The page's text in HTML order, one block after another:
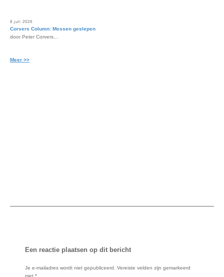
8 juli 2026
Corvers Column: Messen geslepen
door Peter Corvers...
Meer >>
Een reactie plaatsen op dit bericht
Je e-mailadres wordt niet gepubliceerd.
Vereiste velden zijn gemarkeerd
met *